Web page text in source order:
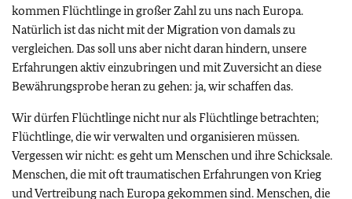
kommen Flüchtlinge in großer Zahl zu uns nach Europa.
Natürlich ist das nicht mit der Migration von damals zu
vergleichen. Das soll uns aber nicht daran hindern, unsere
Erfahrungen aktiv einzubringen und mit Zuversicht an diese
Bewährungsprobe heran zu gehen: ja, wir schaffen das.
Wir dürfen Flüchtlinge nicht nur als Flüchtlinge betrachten;
Flüchtlinge, die wir verwalten und organisieren müssen.
Vergessen wir nicht: es geht um Menschen und ihre Schicksale.
Menschen, die mit oft traumatischen Erfahrungen von Krieg
und Vertreibung nach Europa gekommen sind. Menschen, die